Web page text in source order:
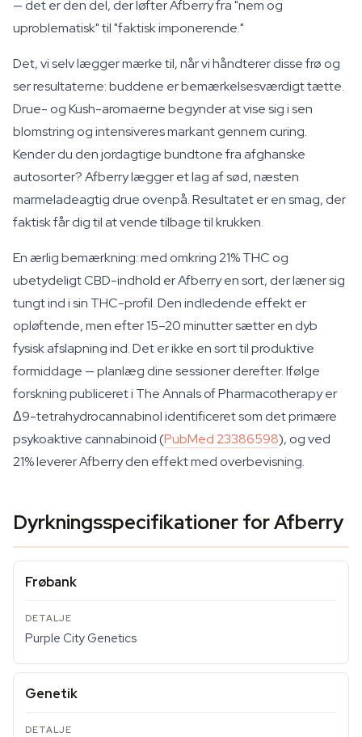
— det er den del, der løfter Afberry fra "nem og
uproblematisk" til "faktisk imponerende."
Det, vi selv lægger mærke til, når vi håndterer disse frø og
ser resultaterne: buddene er bemærkelsesværdigt tætte.
Drue- og Kush-aromaerne begynder at vise sig i sen
blomstring og intensiveres markant gennem curing.
Kender du den jordagtige bundtone fra afghanske
autosorter? Afberry lægger et lag af sød, næsten
marmeladeagtig drue ovenpå. Resultatet er en smag, der
faktisk får dig til at vende tilbage til krukken.
En ærlig bemærkning: med omkring 21% THC og
ubetydeligt CBD-indhold er Afberry en sort, der læner sig
tungt ind i sin THC-profil. Den indledende effekt er
opløftende, men efter 15–20 minutter sætter en dyb
fysisk afslapning ind. Det er ikke en sort til produktive
formiddage — planlæg dine sessioner derefter. Ifølge
forskning publiceret i The Annals of Pharmacotherapyer
Δ9-tetrahydrocannabinol identificeret som det primære
psykoaktive cannabinoid (PubMed 23386598), og ved
21% leverer Afberry den effekt med overbevisning.
Dyrkningsspecifikationer for Afberry
Frøbank
Purple City Genetics
Genetik